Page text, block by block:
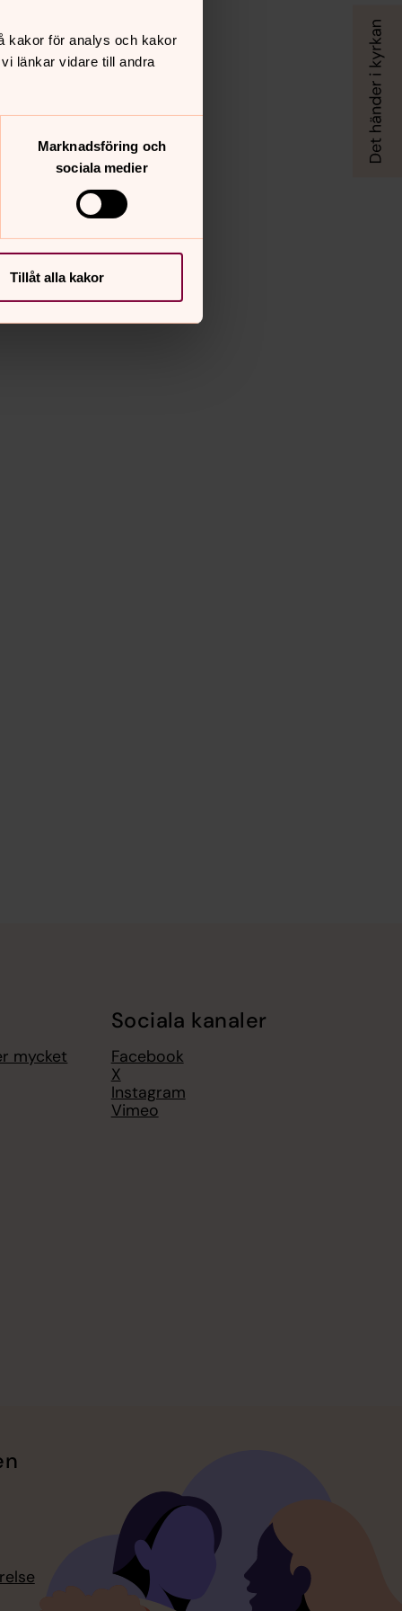
kakor för analys och kakor
länkar vidare till andra
Marknadsföring och
sociala medier
Tillåt alla kakor
mycket
Sociala kanaler
Facebook
X
Instagram
Vimeo